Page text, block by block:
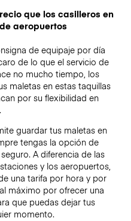
que los casilleros en
aeropuertos
de equipaje por día
de lo que el servicio de
no mucho tiempo, los
maletas en estas taquillas
por su flexibilidad en
guardar tus maletas en
tengas la opción de
A diferencia de las
y los aeropuertos,
una tarifa por hora y por
máximo por ofrecer una
que puedas dejar tus
momento.